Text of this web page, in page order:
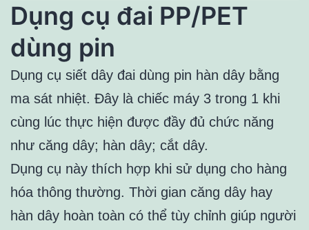
Dụng cụ đai PP/PET
dùng pin
Dụng cụ siết dây đai dùng pin hàn dây bằng
ma sát nhiệt. Đây là chiếc máy 3 trong 1 khi
cùng lúc thực hiện được đầy đủ chức năng
như căng dây; hàn dây; cắt dây.
Dụng cụ này thích hợp khi sử dụng cho hàng
hóa thông thường. Thời gian căng dây hay
hàn dây hoàn toàn có thể tùy chỉnh giúp người